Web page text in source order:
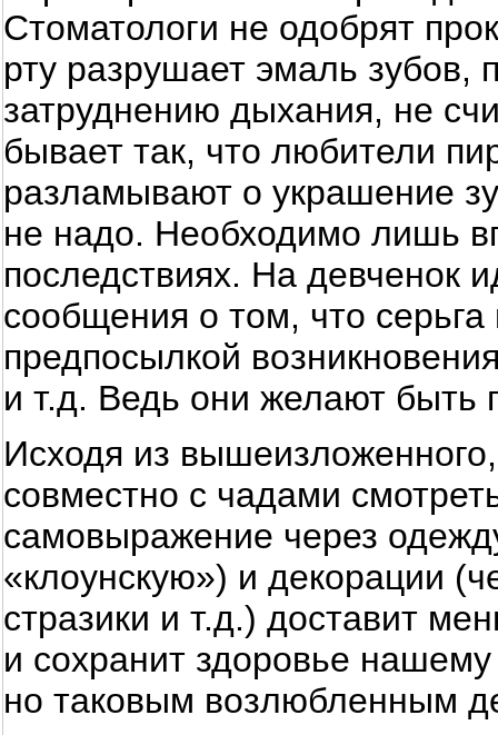
Стоматологи не одобрят
рту разрушает эмаль зубов,
затруднению дыхания, не
бывает так, что любители
разламывают о украшение
не надо. Необходимо лишь
последствиях. На девченок
сообщения о том, что
предпосылкой
и т.д. Ведь они желают
Исходя из
совместно с чадами
самовыражение через
«клоунскую») и декорации
стразики и т.д.) доставит
и сохранит здоровье
но таковым возлюбленным